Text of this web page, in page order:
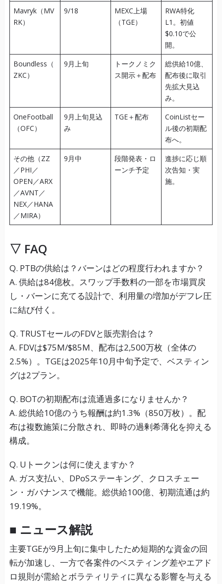
Mavryk（MV
RK）
9/18
MEXC上場
（TGE）
RWA特化
L1。初値
$0.10で公
開。
Boundless（
ZKC）
9月上旬
トークノミク
ス開示＋配布
総供給10億、
配布後に取引
先拡大見込
み。
OneFootball
（OFC）
9月上旬見込
み
TGE＋配布
CoinListセー
ル後の初期配
布へ。
その他（ZZ
／PHI／
OPEN／ARX
／AVNT／
NEX／HANA
／MIRA）
9月中
段階発表・ロ
ーンチ予定
進捗に応じ順
次告知・実
施。
▽ FAQ
Q. PTBの供給は？バーンはどの程度行われますか？
A. 供給は84億枚。スワップ手数料の一部を市場買戻
し・バーンに充てる設計で、利用量の増加がデフレ圧
に結び付く。
Q. TRUSTセールのFDVと販売割合は？
A. FDVは$75M/$85M、配布は2,500万枚（全体の
2.5%）。TGEは2025年10月中旬予定で、ベスティン
グは2プラン。
Q. BOTの初期配布は流通過多になりませんか？
A. 総供給10億のうち報酬は約1.3%（850万枚）。配
布は複数施策に分散され、即時の過剰希薄化を抑える
構成。
Q. Uトークンは何に使えますか？
A. ガス支払い、DPoSステーキング、クロスチェー
ン・ガバナンスで機能。総供給100億、初期流通は約
19.19%。
■ ニュース解説
主要TGEが9月上旬に集中したため短期的な資金の回
転が加速し、一方で各案件のベスティング差やエアド
ロ規則が需給とボラティリティに異なる影響を与える